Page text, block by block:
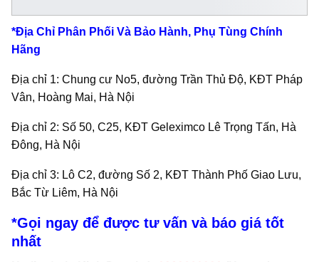
*Địa Chỉ Phân Phối Và Bảo Hành, Phụ Tùng Chính
Hãng
Địa chỉ 1: Chung cư No5, đường Trần Thủ Độ, KĐT Pháp
Vân, Hoàng Mai, Hà Nội
Địa chỉ 2: Số 50, C25, KĐT Geleximco Lê Trọng Tấn, Hà
Đông, Hà Nội
Địa chỉ 3: Lô C2, đường Số 2, KĐT Thành Phố Giao Lưu,
Bắc Từ Liêm, Hà Nội
*Gọi ngay để được tư vấn và báo giá tốt
nhất